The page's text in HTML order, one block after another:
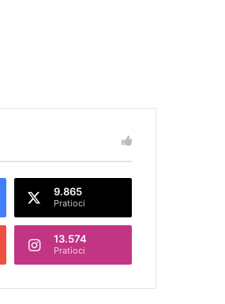
9.865
Pratioci
13.574
Pratioci